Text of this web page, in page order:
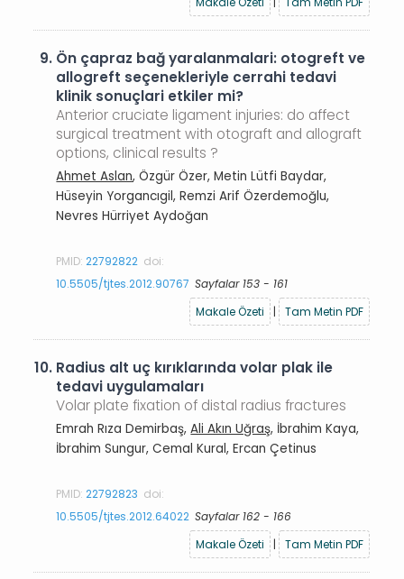
9. Ön çapraz bağ yaralanmalari: otogreft ve
allogreft seçenekleriyle cerrahi tedavi
klinik sonuçlari etkiler mi?
Anterior cruciate ligament injuries: do affect
surgical treatment with otograft and allograft
options, clinical results ?
Ahmet Aslan, Özgür Özer, Metin Lütfi Baydar,
Hüseyin Yorgancıgil, Remzi Arif Özerdemoğlu,
Nevres Hürriyet Aydoğan
PMID:22792822 doi:
10.5505/tjtes.2012.90767 Sayfalar 153 - 161
Makale Özeti
| Tam Metin PDF
10. Radius alt uç kırıklarında volar plak ile
tedavi uygulamaları
Volar plate fixation of distal radius fractures
Emrah Rıza Demirbaş,Ali Akın Uğraş, İbrahim Kaya,
İbrahim Sungur, Cemal Kural, Ercan Çetinus
PMID:22792823 doi:
10.5505/tjtes.2012.64022 Sayfalar 162 - 166
Makale Özeti
| Tam Metin PDF